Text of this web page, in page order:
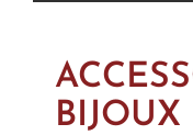
BIJOUX